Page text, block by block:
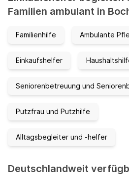
Familien ambulant in
Familienhilfe Ambulante
Einkaufshelfer
Seniorenbetreuung und
Putzfrau und Putzhilfe
Alltagsbegleiter und -helfer
Deutschlandweit